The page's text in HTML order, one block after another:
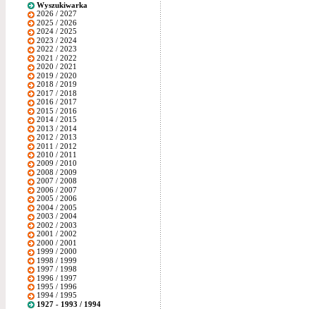
Wyszukiwarka
2026 / 2027
2025 / 2026
2024 / 2025
2023 / 2024
2022 / 2023
2021 / 2022
2020 / 2021
2019 / 2020
2018 / 2019
2017 / 2018
2016 / 2017
2015 / 2016
2014 / 2015
2013 / 2014
2012 / 2013
2011 / 2012
2010 / 2011
2009 / 2010
2008 / 2009
2007 / 2008
2006 / 2007
2005 / 2006
2004 / 2005
2003 / 2004
2002 / 2003
2001 / 2002
2000 / 2001
1999 / 2000
1998 / 1999
1997 / 1998
1996 / 1997
1995 / 1996
1994 / 1995
1927 - 1993 / 1994